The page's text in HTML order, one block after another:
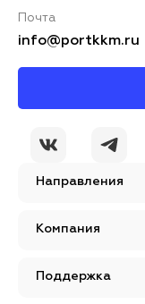
Направления
Компания
Поддержка
Почта
info@portkkm.ru